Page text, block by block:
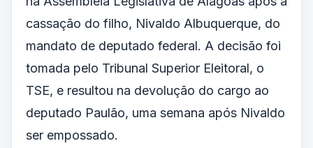
cassação do filho, Nivaldo Albuquerque, do
mandato de deputado federal. A decisão foi
tomada pelo Tribunal Superior Eleitoral, o
TSE, e resultou na devolução do cargo ao
deputado Paulão, uma semana após Nivaldo
ser empossado.